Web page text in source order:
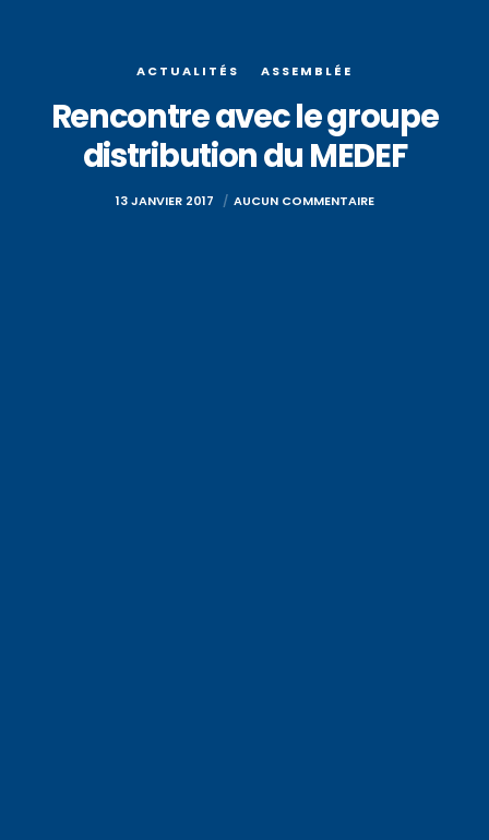
ACTUALITÉS ASSEMBLÉE
Rencontre avec le groupe
distribution du MEDEF
13 JANVIER 2017 AUCUN COMMENTAIRE